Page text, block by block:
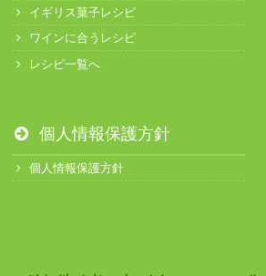
イギリス菓子レシピ
ワインに合うレシピ
レシピ一覧へ
個人情報保護方針
個人情報保護方針